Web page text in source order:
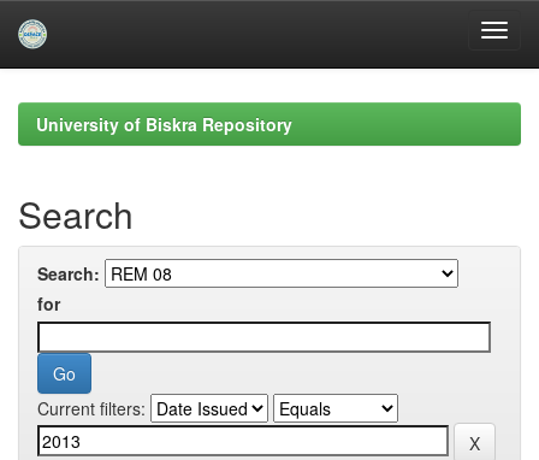
navigationUniversity of Biskra Repository
Search
Search:
for
Current filters: